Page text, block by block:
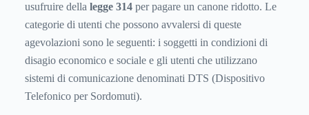
usufruire della legge 314 per pagare un canone ridotto. Le
categorie di utenti che possono avvalersi di queste
agevolazioni sono le seguenti: i soggetti in condizioni di
disagio economico e sociale e gli utenti che utilizzano
sistemi di comunicazione denominati DTS (Dispositivo
Telefonico per Sordomuti).